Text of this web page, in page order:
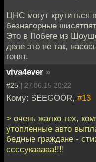
ЦНС могут крутиться
безнапорные
Это в Побеге из
деле это не так,
гонят.
viva4ever »
#25 | 27.06.15 20:22
Кому: SEEGOOR, #13
> очень жалко тех,
утопленные авто
бедные граждане -
ссссукааааа!!!!